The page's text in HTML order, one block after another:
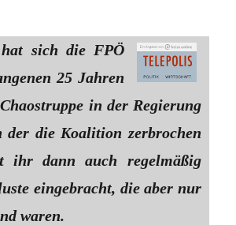
hat sich die FPÖ
25 Jahren
in der Regierung
der die Koalition zerbrochen
ihr dann auch regelmäßig
eingebracht, die aber nur
waren.